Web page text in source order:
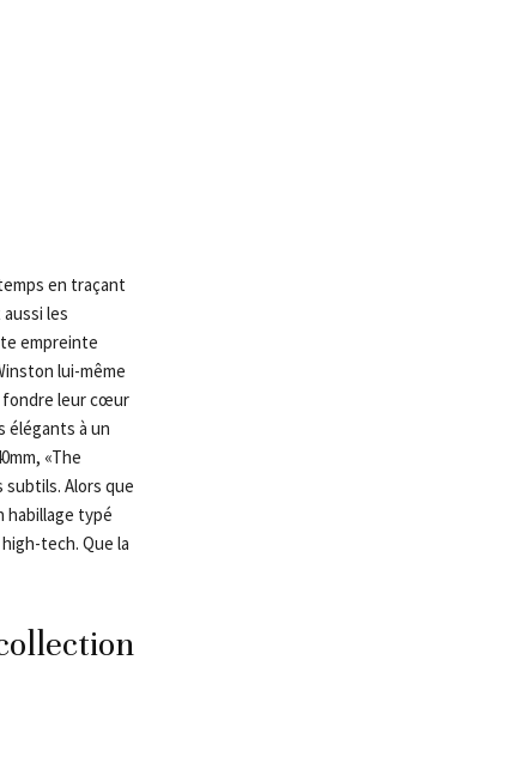
en traçant
les
empreinte
lui-même
fondre leur cœur
élégants à un
«The
Alors que
habillage typé
tech. Que la